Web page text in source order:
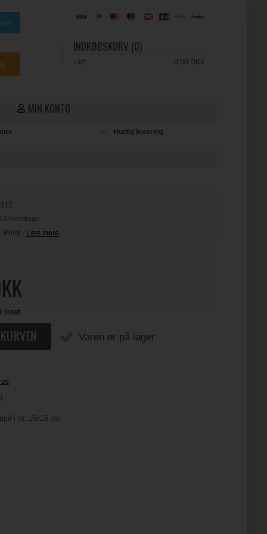
INDKØBSKURV (0)
I alt: 0,00 DKK
MIN KONTO
Hurtig levering
2 hverdage
Point - Læs mere
fragt
Varen er på lager
i str. 15x15 cm.